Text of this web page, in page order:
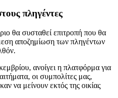
πληγέντες
θα συσταθεί επιτροπή που θα
αποζημίωση των πληγέντων
ανοίγει η πλατφόρμα για
οι συμπολίτες μας,
να μείνουν εκτός της οικίας